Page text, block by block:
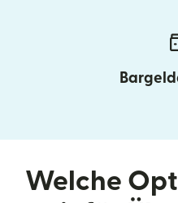
Welche